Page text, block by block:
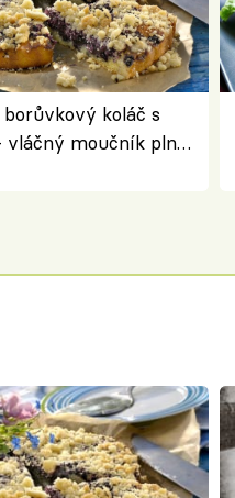
koláč s
vláčný moučník plný